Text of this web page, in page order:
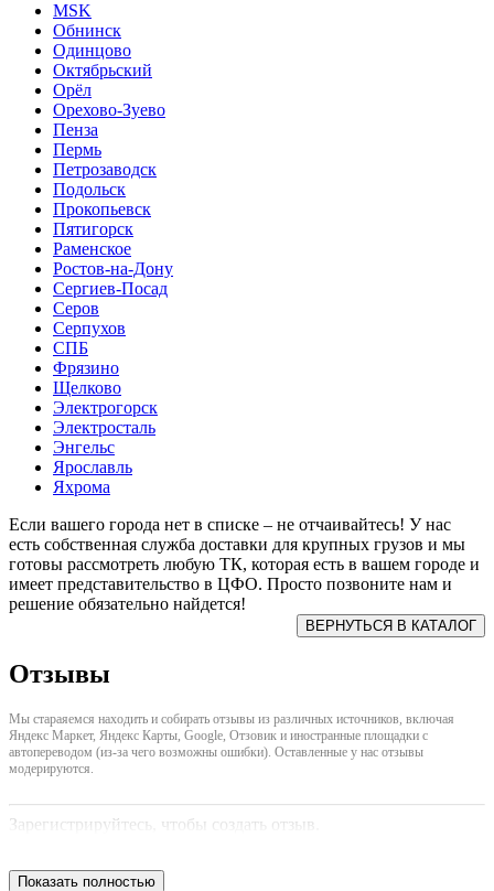
MSK
Обнинск
Одинцово
Октябрьский
Орёл
Орехово-Зуево
Пенза
Пермь
Петрозаводск
Подольск
Прокопьевск
Пятигорск
Раменское
Ростов-на-Дону
Сергиев-Посад
Серов
Серпухов
СПБ
Фрязино
Щелково
Электрогорск
Электросталь
Энгельс
Ярославль
Яхрома
Если вашего города нет в списке – не отчаивайтесь! У нас
есть собственная служба доставки для крупных грузов и мы
готовы рассмотреть любую ТК, которая есть в вашем городе и
имеет представительство в ЦФО. Просто позвоните нам и
решение обязательно найдется!
Отзывы
Мы стараяемся находить и собирать отзывы из различных источников, включая
Яндекс Маркет, Яндекс Карты, Google, Отзовик и иностранные площадки с
автопереводом (из-за чего возможны ошибки). Оставленные у нас отзывы
модерируются.
Зарегистрируйтесь, чтобы создать отзыв.
Показать полностью